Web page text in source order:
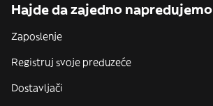
Hajde da zajedno napredujemo
Zaposlenje
Registruj svoje preduzeće
Dostavljači